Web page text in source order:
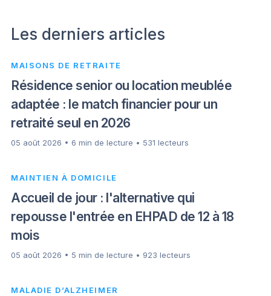
Les derniers articles
MAISONS DE RETRAITE
Résidence senior ou location meublée
adaptée : le match financier pour un
retraité seul en 2026
05 août 2026 • 6 min de lecture • 531 lecteurs
MAINTIEN À DOMICILE
Accueil de jour : l'alternative qui
repousse l'entrée en EHPAD de 12 à 18
mois
05 août 2026 • 5 min de lecture • 923 lecteurs
MALADIE D’ALZHEIMER